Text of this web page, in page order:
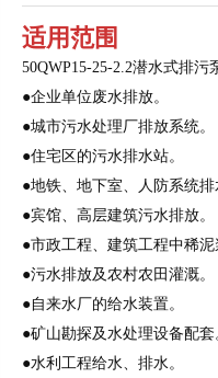
适用范围
50QWP15-25-2.2潜水式排污
●企业单位废水排放。
●城市污水处理厂排放系统。
●住宅区的污水排水站。
●地铁、地下室、人防系统排
●宾馆、高层建筑污水排放。
●市政工程、建筑工程中稀泥
●污水排放及农村农田灌溉。
●自来水厂的给水装置。
●矿山勘探及水处理设备配套
●水利工程给水、排水。